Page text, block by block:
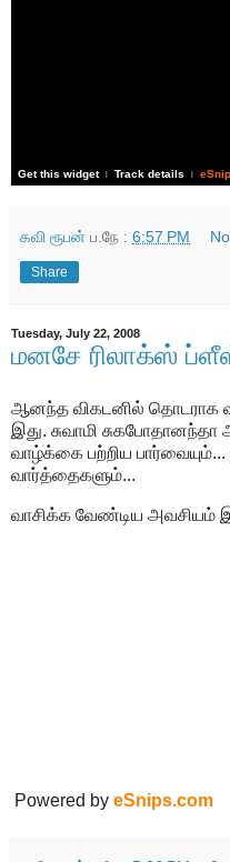
Get this widget Track details
கவி ரூபன் ப.நே : 6:57 PM
Share
Tuesday, July 22, 2008
மனசே ரிலாக்ஸ்
ஆனந்த விகடனில் தொடராக
இது. சுவாமி
வாழ்க்கை பற்றிய
வார்த்தைகளும்...
வாசிக்க வேண்டிய அவசியம்
Powered by eSnips.com